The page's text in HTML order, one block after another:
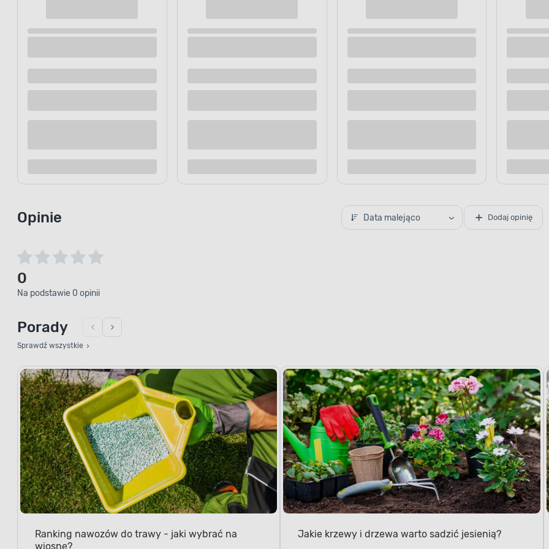
Dostępne z dostawą
Dostępne w sklepie
Kup teraz
Dostępne z dostawą
Dostępne w sklepie
Kup teraz
Dostępne z dostawą
Dostępne w sklepie
Kup
Data malejąco Dodaj opinię
0
Na podstawie 0 opinii
Sprawdź wszystkie
wiosnę?